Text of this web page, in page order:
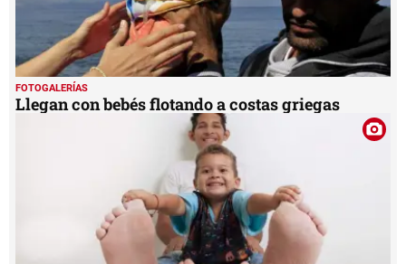
FOTOGALERÍAS
Llegan con bebés flotando a costas griegas